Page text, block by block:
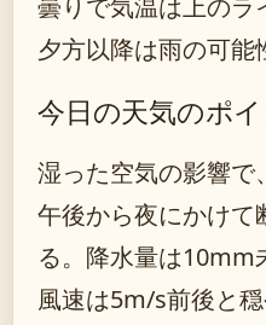
曇りで気温は上のラ
夕方以降は雨の可能
今日の天気のポ
湿った空気の影響で、
午後から夜にかけて
る。降水量は10mm
風速は5m/s前後と穏